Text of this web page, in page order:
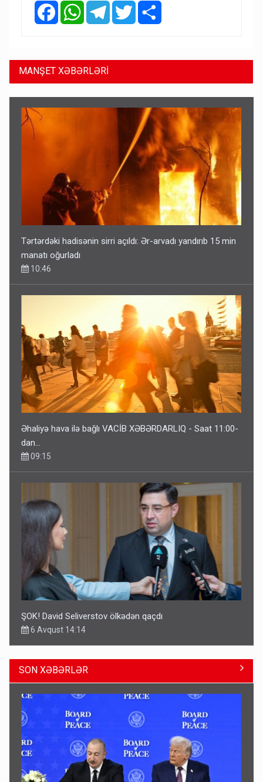
FacebookWhatsAppTelegramTwitter
MANŞET XƏBƏRLƏRİ
Tərtərdəki hadisənin sirri açıldı: Ər-arvadı yandırıb 15 min
manatı oğurladı
10:46
Əhaliyə hava ilə bağlı VACİB XƏBƏRDARLIQ - Saat 11:00-
dan…
09:15
ŞOK! David Seliverstov ölkədən qaçdı
6 Avqust 14:14
SON XƏBƏRLƏR